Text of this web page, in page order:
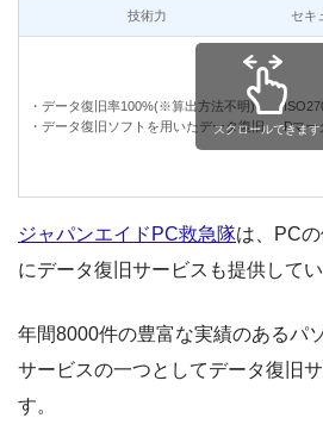
技術力 セキ
・データ復旧率100%(※算出方法不明)
・データ復旧ソフトを用いたデータ復旧
Pマー
ジャパンエイドPC救急隊は、PC
にデータ復旧サービスも提供してい
年間8000件の豊富な実績のあるパ
サービスの一つとしてデータ復旧
す。